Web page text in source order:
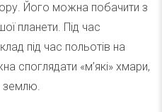
Його можна побачити з
планети. Під час
під час польотів на
споглядати «м’які» хмари,
землю.